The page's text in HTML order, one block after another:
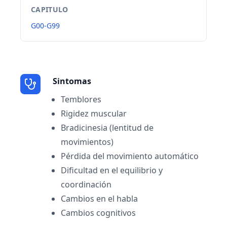
CAPITULO
G00-G99
Sintomas
Temblores
Rigidez muscular
Bradicinesia (lentitud de
movimientos)
Pérdida del movimiento automático
Dificultad en el equilibrio y
coordinación
Cambios en el habla
Cambios cognitivos